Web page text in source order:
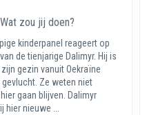
zou jij doen?
kinderpanel reageert op
de tienjarige Dalimyr. Hij is
gezin vanuit Oekraïne
gevlucht. Ze weten niet
gaan blijven. Dalimyr
nieuwe ...